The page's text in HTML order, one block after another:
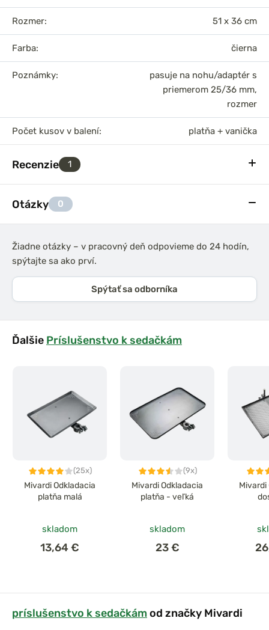
Rozmer: 51 x 36 cm
Farba: čierna
Poznámky:
pasuje na nohu/adaptér s
priemerom 25/36 mm,
rozmer
Počet kusov v balení: platňa + vanička
Recenzie 1
Otázky 0
Žiadne otázky – v pracovný deň odpovieme do 24 hodín,
spýtajte sa ako prví.
Spýtať sa odborníka
Ďalšie Príslušenstvo k sedačkám
(25x)
Mivardi Odkladacia
platňa malá
skladom
13,64 €
(9x)
Mivardi Odkladacia
platňa - veľká
skladom
23 €
Mivardi
príslušenstvo k sedačkámod značky Mivardi